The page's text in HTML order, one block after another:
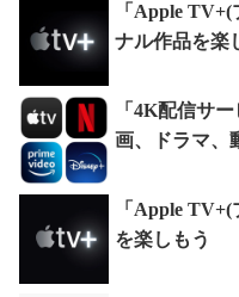
「Apple
ナル作品を楽
「4K配信サ
画、ドラマ、
「Apple
を楽しもう